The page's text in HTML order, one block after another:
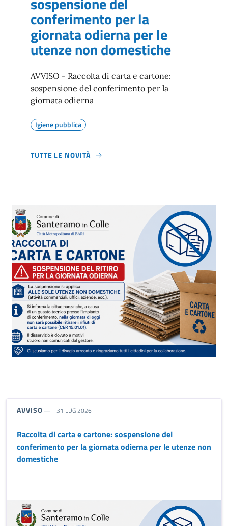
conferimento per la
giornata odierna per le
utenze non domestiche
AVVISO - Raccolta di carta e cartone:
sospensione del conferimento per la
giornata odierna
Igiene pubblica
TUTTE LE NOVITÀ
TIPO NOTIZIA:
AVVISO 31 LUG 2026
Raccolta di carta e cartone: sospensione del
conferimento per la giornata odierna per le utenze non
domestiche